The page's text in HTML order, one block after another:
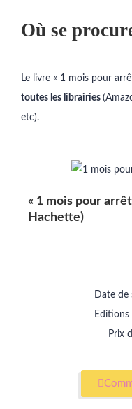
Où se
Le livre « 1 mois pour
toutes les librairies
etc).
« 1 mois pour
Hachette)
Date
Prix